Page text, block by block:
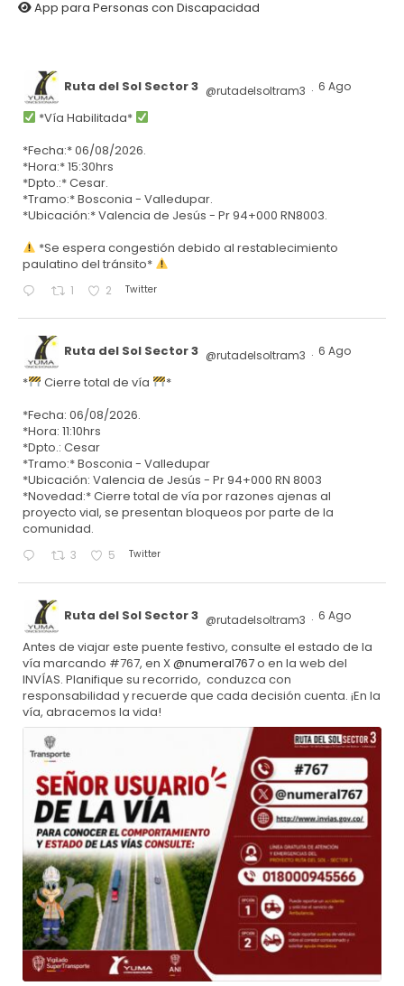
App para Personas con Discapacidad
Ruta del Sol Sector 3 @rutadelsoltram3 · 6 Ago
*Vía Habilitada*
*Fecha:* 06/08/2026.
*Hora:* 15:30hrs
*Dpto.:* Cesar.
*Tramo:* Bosconia - Valledupar.
*Ubicación:* Valencia de Jesús - Pr 94+000 RN8003.
*Se espera congestión debido al restablecimiento
paulatino del tránsito*
1 2 Twitter
Ruta del Sol Sector 3 @rutadelsoltram3 · 6 Ago
* Cierre total de vía
*
*Fecha: 06/08/2026.
*Hora: 11:10hrs
*Dpto.: Cesar
*Tramo:* Bosconia - Valledupar
*Ubicación: Valencia de Jesús - Pr 94+000 RN 8003
*Novedad:* Cierre total de vía por razones ajenas al
proyecto vial, se presentan bloqueos por parte de la
comunidad.
3 5 Twitter
Ruta del Sol Sector 3 @rutadelsoltram3 · 6 Ago
Antes de viajar este puente festivo, consulte el estado de la
vía marcando #767, en X@numeral767o en la web del
INVÍAS. Planifique su recorrido, conduzca con
responsabilidad y recuerde que cada decisión cuenta. ¡En la
vía, abracemos la vida!